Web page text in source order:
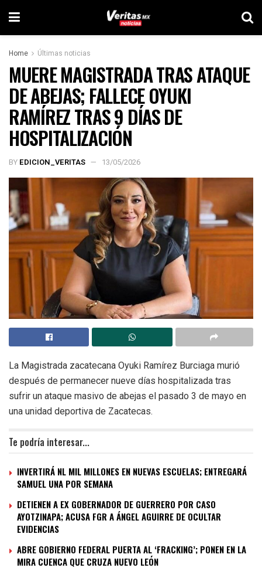
Home Últimas noticias
MUERE MAGISTRADA TRAS ATAQUE
DE ABEJAS; FALLECE OYUKI
RAMÍREZ TRAS 9 DÍAS DE
HOSPITALIZACIÓN
BY EDICION_VERITAS 13/05/2026
La Magistrada zacatecana Oyuki Ramírez Burciaga murió
después de permanecer nueve días hospitalizada tras
sufrir un ataque masivo de abejas el pasado 3 de mayo en
una unidad deportiva de Zacatecas.
Te podría interesar...
INVERTIRÁ NL MIL MILLONES EN NUEVAS ESCUELAS; ENTREGARÁ
SAMUEL UNA POR SEMANA
DETIENEN A EX GOBERNADOR DE GUERRERO POR CASO
AYOTZINAPA; ACUSA FGR A ÁNGEL AGUIRRE DE OCULTAR
EVIDENCIAS
ABRE GOBIERNO FEDERAL PUERTA AL ‘FRACKING’; PONEN EN LA
MIRA CUENCA QUE CRUZA NUEVO LEÓN